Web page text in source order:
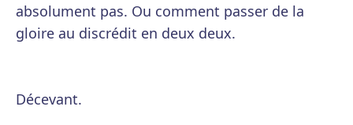
absolument pas. Ou comment passer de la
gloire au discrédit en deux deux.
Décevant.